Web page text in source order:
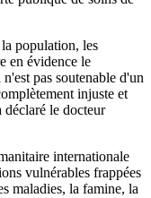
population, les
en évidence le
pas soutenable d'un
injuste et
déclaré le docteur
internationale
vulnérables frappées
maladies, la famine, la